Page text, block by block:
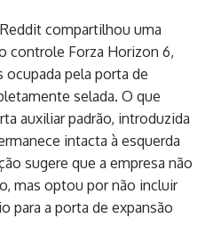
compartilhou uma
controle Forza Horizon 6,
ocupada pela porta de
selada. O que
auxiliar padrão, introduzida
intacta à esquerda
sugere que a empresa não
mas optou por não incluir
para a porta de expansão